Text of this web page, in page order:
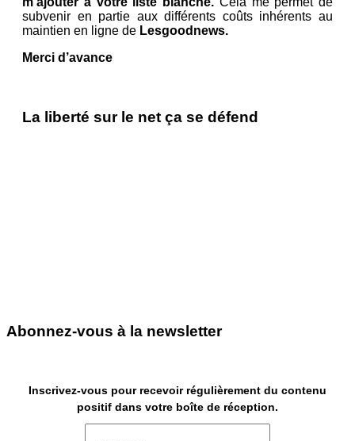
subvenir en partie aux différents coûts inhérents au
maintien en ligne de Lesgoodnews.
Merci d’avance
La liberté sur le net ça se défend
Abonnez-vous à la newsletter
Inscrivez-vous pour recevoir régulièrement du contenu
positif dans votre boîte de réception.